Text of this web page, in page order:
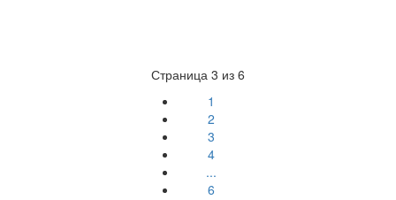
Страница 3 из 6
1
2
3
4
...
6